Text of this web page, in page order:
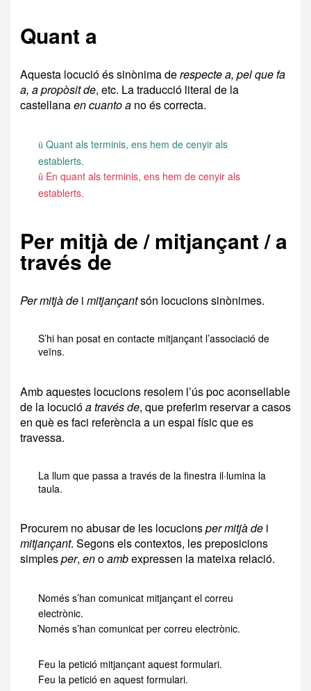
Quant a
Aquesta locució és sinònima derespecte a, pel que fa
a, a propòsit de, etc. La traducció literal de la
castellanaen cuanto a no és correcta.
ü Quant als terminis, ens hem de cenyir als
establerts.
û En quant als terminis, ens hem de cenyir als
establerts.
Per mitjà de / mitjançant / a
través de
Per mitjà de i mitjançantsón locucions sinònimes.
S’hi han posat en contacte mitjançant l’associació de
veïns.
Amb aquestes locucions resolem l’ús poc aconsellable
de la locucióa través de, que preferim reservar a casos
en què es faci referència a un espai físic que es
travessa.
La llum que passa a través de la finestra il·lumina la
taula.
Procurem no abusar de les locucionsper mitjà de i
mitjançant. Segons els contextos, les preposicions
simplesper, enoambexpressen la mateixa relació.
Només s’han comunicat mitjançant el correu
electrònic.
Només s’han comunicat per correu electrònic.
Feu la petició mitjançant aquest formulari.
Feu la petició en aquest formulari.